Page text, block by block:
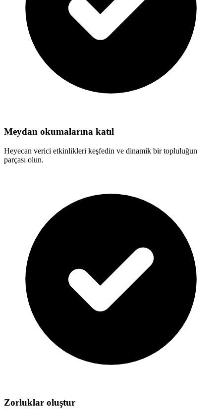
Meydan okumalarına katıl
Heyecan verici etkinlikleri keşfedin ve dinamik bir topluluğun
parçası olun.
Zorluklar oluştur